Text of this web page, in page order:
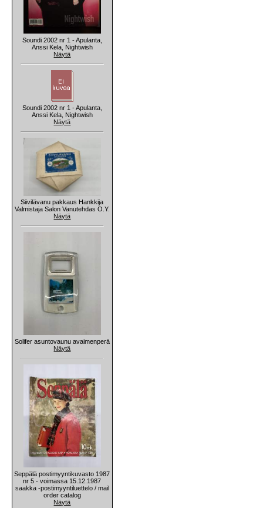
Soundi 2002 nr 1 - Apulanta,
Anssi Kela, Nightwish
Näytä
Soundi 2002 nr 1 - Apulanta,
Anssi Kela, Nightwish
Näytä
Siivilävanu pakkaus Hankkija
Valmistaja Salon Vanutehdas O.Y.
Näytä
Solifer asuntovaunu avaimenperä
Näytä
Seppälä postimyyntikuvasto 1987
nr 5 - voimassa 15.12.1987
saakka -postimyyntiluettelo / mail
order catalog
Näytä